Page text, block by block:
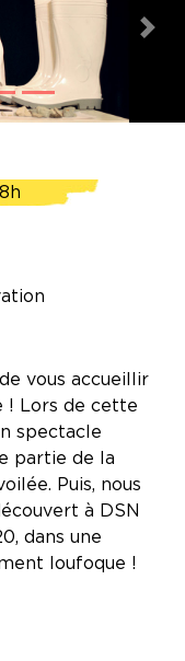
vous accueillir
! Lors de cette
spectacle
partie de la
Puis, nous
à DSN
dans une
loufoque !